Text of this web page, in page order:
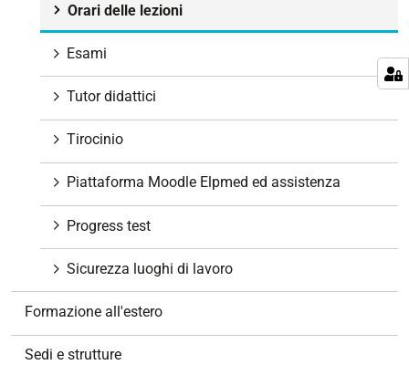
Orari delle lezioni
Esami
Tutor didattici
Tirocinio
Piattaforma Moodle Elpmed ed assistenza
Progress test
Sicurezza luoghi di lavoro
Formazione all'estero
Sedi e strutture